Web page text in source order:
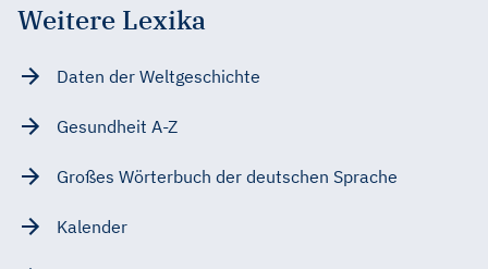
Weitere Lexika
Daten der Weltgeschichte
Gesundheit A-Z
Großes Wörterbuch der deutschen Sprache
Kalender